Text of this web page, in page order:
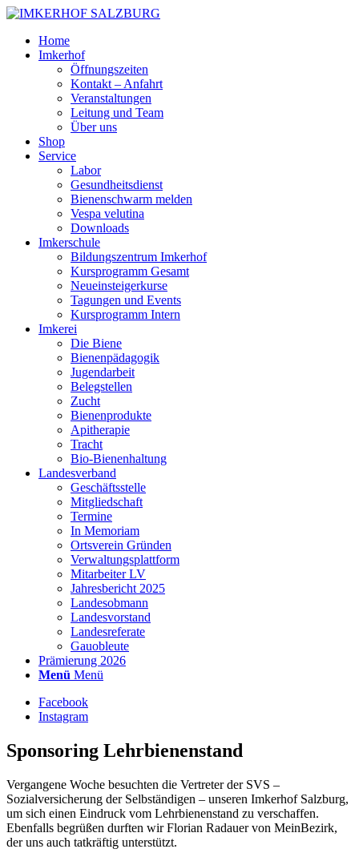
Home
Imkerhof
Öffnungszeiten
Kontakt – Anfahrt
Veranstaltungen
Leitung und Team
Über uns
Shop
Service
Labor
Gesundheitsdienst
Bienenschwarm melden
Vespa velutina
Downloads
Imkerschule
Bildungszentrum Imkerhof
Kursprogramm Gesamt
Neueinsteigerkurse
Tagungen und Events
Kursprogramm Intern
Imkerei
Die Biene
Bienenpädagogik
Jugendarbeit
Belegstellen
Zucht
Bienenprodukte
Apitherapie
Tracht
Bio-Bienenhaltung
Landesverband
Geschäftsstelle
Mitgliedschaft
Termine
In Memoriam
Ortsverein Gründen
Verwaltungsplattform
Mitarbeiter LV
Jahresbericht 2025
Landesobmann
Landesvorstand
Landesreferate
Gauobleute
Prämierung 2026
Menü Menü
Facebook
Instagram
Sponsoring Lehrbienenstand
Vergangene Woche besuchten die Vertreter der SVS –
Sozialversicherung der Selbständigen – unseren Imkerhof Salzburg,
um sich einen Eindruck vom Lehrbienenstand zu verschaffen.
Ebenfalls begrüßen durften wir Florian Radauer von MeinBezirk,
der uns auch tatkräftig unterstützt.